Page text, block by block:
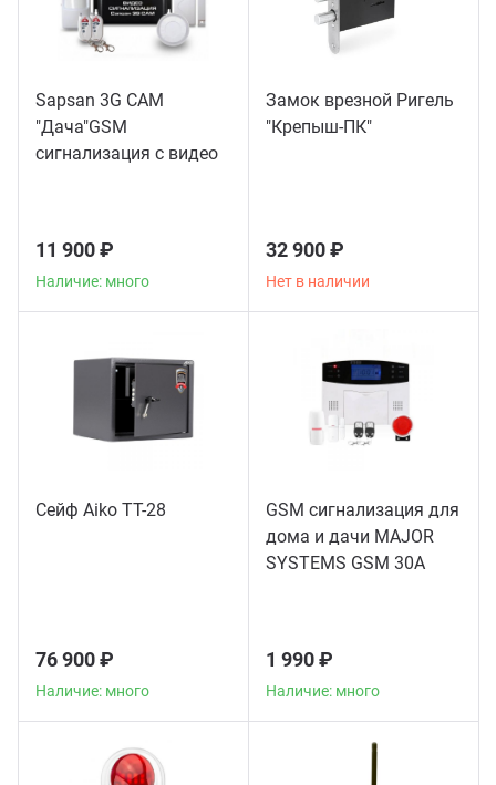
Sapsan 3G CAM
"Дача"GSM
сигнализация с видео
11 900 ₽
Наличие: много
Замок врезной Ригель
"Крепыш-ПК"
32 900 ₽
Нет в наличии
Сейф Aiko TT-28
76 900 ₽
Наличие: много
GSM сигнализация для
дома и дачи MAJOR
SYSTEMS GSM 30A
1 990 ₽
Наличие: много